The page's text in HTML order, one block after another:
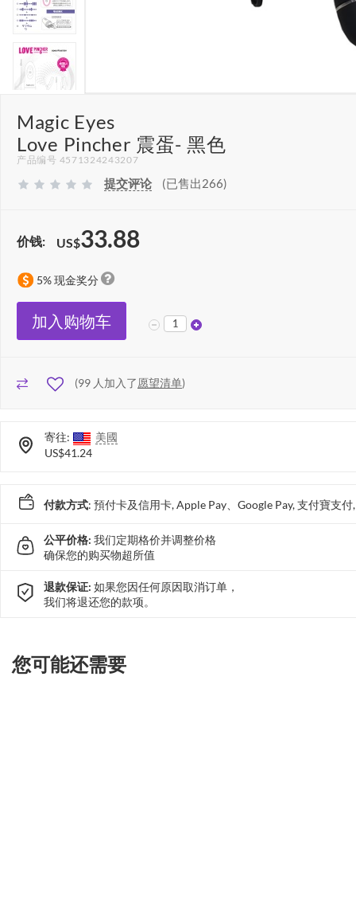
Magic Eyes
Love Pincher 震蛋- 黑色
产品编号 4571324243207
提交评论 (已售出266)
价钱: US$33.88
5% 现金奖分
加入购物车
(99 人加入了愿望清单)
寄往:
美國
US$41.24
付款方式: 預付卡及信用卡, Apple Pay、Google Pay, 支付寶支
公平价格: 我们定期格价并调整价格
确保您的购买物超所值
退款保证: 如果您因任何原因取消订单，
我们将退还您的款项。
您可能还需要